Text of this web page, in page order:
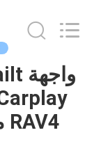
منزل،
Electron
Co.,Ltd.
RAV4 ماجستي 2018-2023